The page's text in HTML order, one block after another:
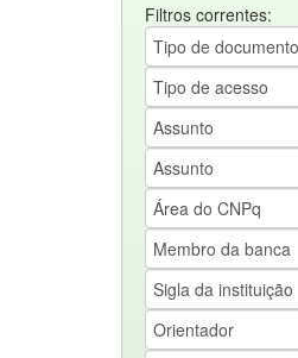
Filtros correntes: